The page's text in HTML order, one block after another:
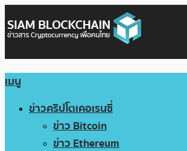
เมนู
ข่าวคริปโตเคอเรนซี่
ข่าว Bitcoin
ข่าว Ethereum